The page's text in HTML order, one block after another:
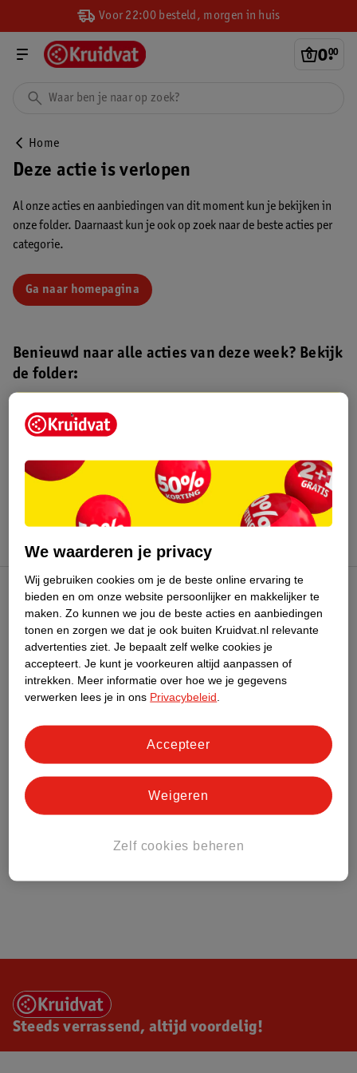
Voor 22:00 besteld, morgen in huis
0.
00
Home
Deze actie is verlopen
Al onze acties en aanbiedingen van dit moment kun je bekijken in
onze folder. Daarnaast kun je ook op zoek naar de beste acties per
categorie.
Ga naar homepagina
Benieuwd naar alle acties van deze week? Bekijk
de folder:
Kruidvat folder
augustus 2026.
Kruidvat Club
Klantenservice
Over Kruidvat
Steeds verrassend, altijd voordelig!
We waarderen je privacy
Wij gebruiken cookies om je de beste online ervaring te
bieden en om onze website persoonlijker en makkelijker te
maken. Zo kunnen we jou de beste acties en aanbiedingen
tonen en zorgen we dat je ook buiten Kruidvat.nl relevante
advertenties ziet. Je bepaalt zelf welke cookies je
accepteert. Je kunt je voorkeuren altijd aanpassen of
intrekken.
Meer informatie over hoe we je gegevens
verwerken lees je in ons Privacybeleid
Zelf cookies beheren
Weigeren
Accepteer